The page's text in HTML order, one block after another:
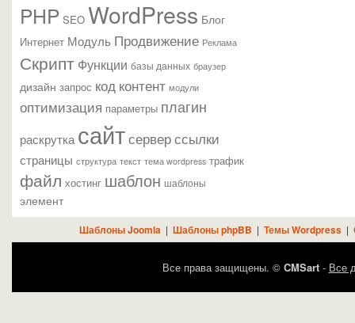
PHP SEO WordPress Блог
Интернет Модуль Продвижение Реклама
Скрипт Функции базы данных браузер
дизайн запрос код контент модули
оптимизация параметры плагин
раскрутка сайтсерверссылки
страницы структура текст тема wordpress трафик
файл хостинг шаблон шаблоны
элемент
Шаблоны Joomla | Шаблоны phpBB | Темы Wordpress|
Все права защищены. © CMSart- Все